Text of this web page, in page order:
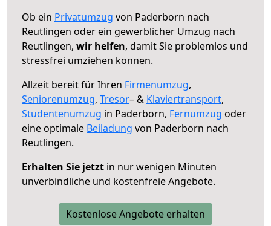
Ob ein Privatumzug von Paderborn nach
Reutlingen oder ein gewerblicher Umzug nach
Reutlingen, wir helfen, damit Sie problemlos und
stressfrei umziehen können.
Allzeit bereit für Ihren Firmenumzug,
Seniorenumzug, Tresor– & Klaviertransport,
Studentenumzug in Paderborn, Fernumzug oder
eine optimale Beiladung von Paderborn nach
Reutlingen.
Erhalten Sie jetzt in nur wenigen Minuten
unverbindliche und kostenfreie Angebote.
Kostenlose Angebote erhalten